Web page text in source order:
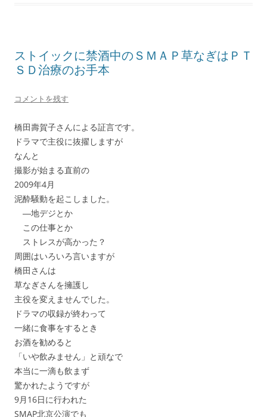
ストイックに禁酒中のＳＭＡＰ草なぎはＰＴ
ＳＤ治療のお手本
コメントを残す
橋田壽賀子さんによる証言です。
ドラマで主役に抜擢しますが
なんと
撮影が始まる直前の
2009年4月
泥酔騒動を起こしました。
―地デジとか
この仕事とか
ストレスが高かった？
周囲はいろいろ言いますが
橋田さんは
草なぎさんを擁護し
主役を変えませんでした。
ドラマの収録が終わって
一緒に食事をするとき
お酒を勧めると
「いや飲みません」と頑なで
本当に一滴も飲まず
驚かれたようですが
9月16日に行われた
SMAP北京公演でも